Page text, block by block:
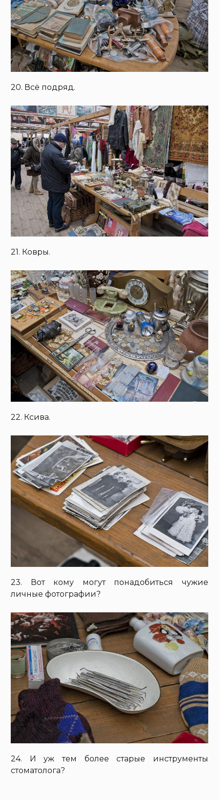
20. Всё подряд.
21. Ковры.
22. Ксива.
23. Вот кому могут понадобиться чужие
личные фотографии?
24. И уж тем более старые инструменты
стоматолога?